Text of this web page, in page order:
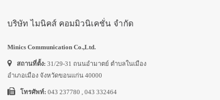
บริษัท ไมนิคส์ คอมมิวนิเคชั่น จำกัด
Minics Communication Co.,Ltd.
สถานที่ตั้ง: 31/29-31 ถนนอำมาตย์ ตำบลในเมือง
อำเภอเมือง จังหวัดขอนแก่น 40000
โทรศัพท์: 043 237780 , 043 332464